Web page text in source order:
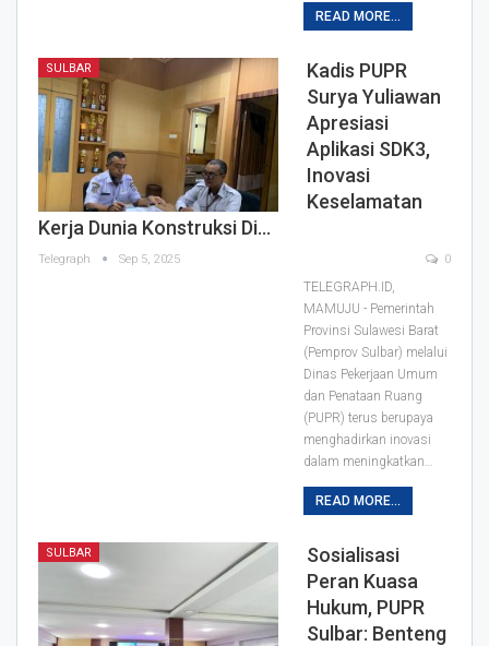
READ MORE...
SULBAR
Kadis PUPR
Surya Yuliawan
Apresiasi
Aplikasi SDK3,
Inovasi
Keselamatan
Kerja Dunia Konstruksi Di…
Telegraph Sep 5, 2025 0
TELEGRAPH.ID,
MAMUJU - Pemerintah
Provinsi Sulawesi Barat
(Pemprov Sulbar) melalui
Dinas Pekerjaan Umum
dan Penataan Ruang
(PUPR) terus berupaya
menghadirkan inovasi
dalam meningkatkan…
READ MORE...
SULBAR
Sosialisasi
Peran Kuasa
Hukum, PUPR
Sulbar: Benteng